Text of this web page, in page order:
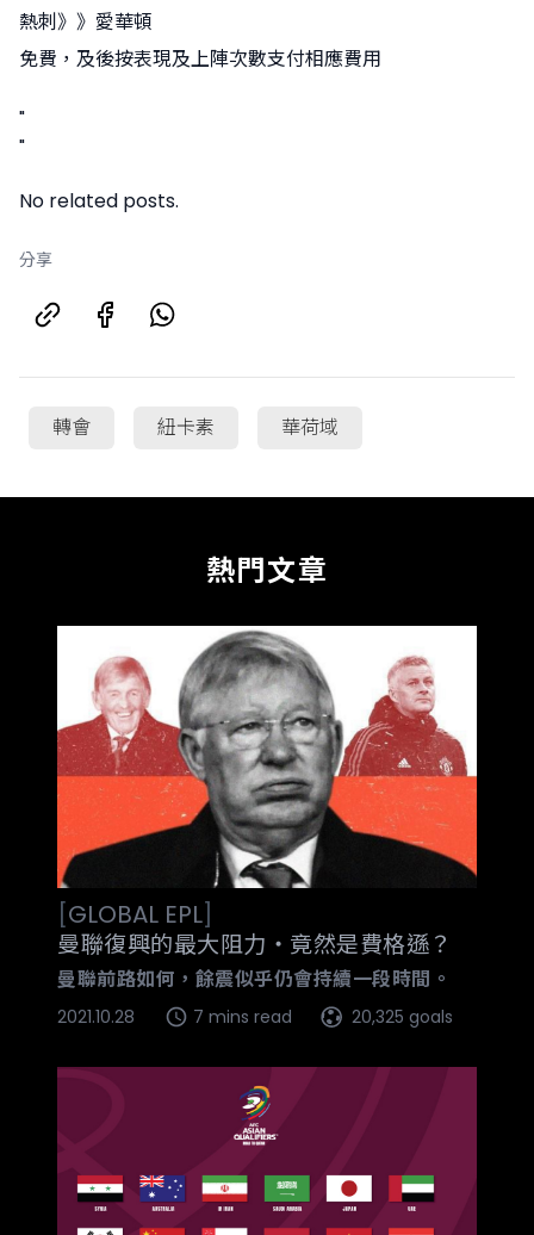
熱刺》》愛華頓
免費，及後按表現及上陣次數支付相應費用
"
"
No related posts.
分享
轉會 紐卡素 華荷域
熱門文章
[GLOBAL EPL]
曼聯復興的最大阻力‧竟然是費格遜？
曼聯前路如何，餘震似乎仍會持續一段時間。
2021.10.28 7 mins read 20,325 goals